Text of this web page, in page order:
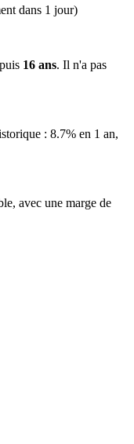
dans 1 jour)
16 ans. Il n'a pas
: 8.7% en 1 an,
avec une marge de